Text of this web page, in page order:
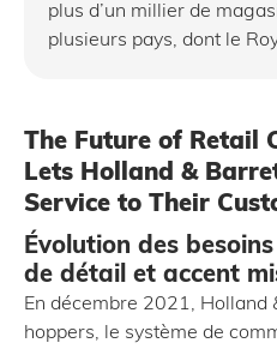
plus d’un millier de
plusieurs pays, dont le
The Future of Retail
Lets Holland &
Service to Their
Évolution des
de détail et accent
En décembre 2021, Holland
hoppers, le système de